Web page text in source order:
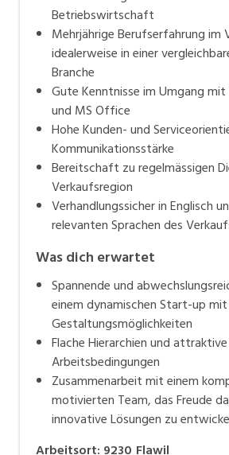
Betriebswirtschaft
Mehrjährige Berufserfahrung im
idealerweise in einer
Branche
Gute Kenntnisse im Umgang mit
und MS Office
Hohe Kunden- und
Kommunikationsstärke
Bereitschaft zu regelmässigen
Verkaufsregion
Verhandlungssicher in Englisch
relevanten Sprachen des
Was dich erwartet
Spannende und
einem dynamischen Start-up mit
Gestaltungsmöglichkeiten
Flache Hierarchien und attraktive
Arbeitsbedingungen
Zusammenarbeit mit einem
motivierten Team, das Freude
innovative Lösungen zu
Arbeitsort: 9230 Flawil